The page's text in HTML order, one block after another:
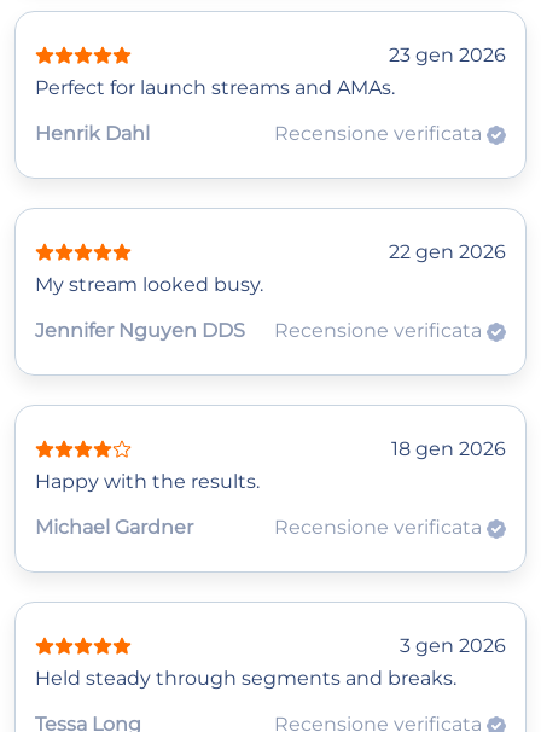
23 gen 2026
Perfect for launch streams and AMAs.
Henrik Dahl
Recensione verificata
22 gen 2026
My stream looked busy.
Jennifer Nguyen DDS
Recensione verificata
18 gen 2026
Happy with the results.
Michael Gardner
Recensione verificata
3 gen 2026
Held steady through segments and breaks.
Tessa Long
Recensione verificata